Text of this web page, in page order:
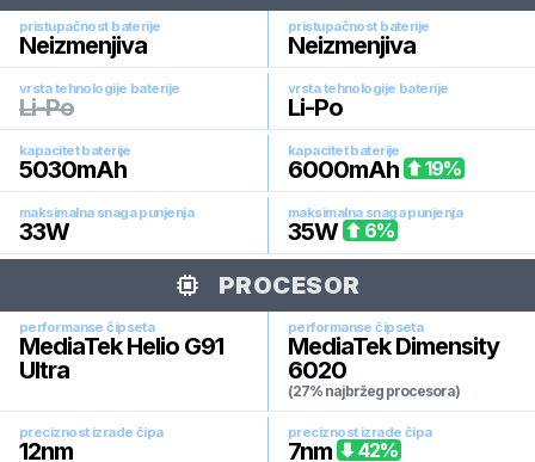
pristupačnost baterije
Neizmenjiva
pristupačnost baterije
Neizmenjiva
vrsta tehnologije baterije
Li-Po
vrsta tehnologije baterije
Li-Po
kapacitet baterije
5030mAh
kapacitet baterije
6000mAh 19%
maksimalna snaga punjenja
33W
maksimalna snaga punjenja
35W 6%
PROCESOR
performanse čipseta
MediaTek Helio G91
Ultra
performanse čipseta
MediaTek Dimensity
6020
(27% najbržeg procesora)
preciznost izrade čipa
12nm
preciznost izrade čipa
7nm 42%